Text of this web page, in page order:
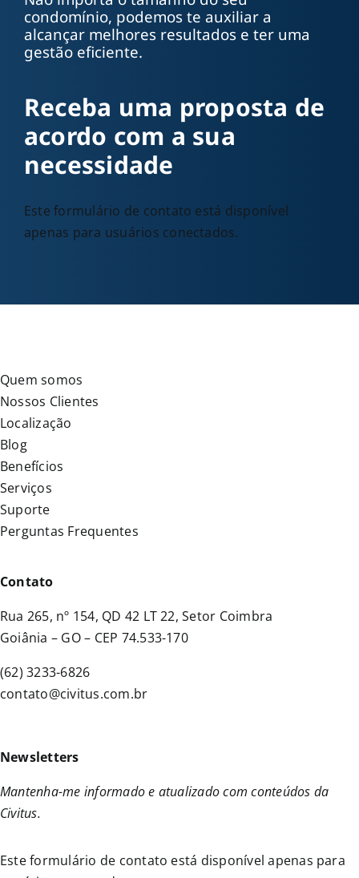
condomínio, podemos te auxiliar a
alcançar melhores resultados e ter uma
gestão eficiente.
Receba uma proposta de
acordo com a sua
necessidade
Este formulário de contato está disponível
apenas para usuários conectados.
Quem somos
Nossos Clientes
Localização
Blog
Benefícios
Serviços
Suporte
Perguntas Frequentes
Contato
Rua 265, nº 154, QD 42 LT 22, Setor Coimbra
Goiânia – GO – CEP 74.533-170
(62) 3233-6826
contato@civitus.com.br
Newsletters
Mantenha-me informado e atualizado com conteúdos da
Civitus.
Este formulário de contato está disponível apenas para